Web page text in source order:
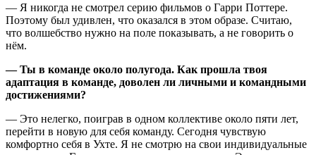
— Я никогда не смотрел серию фильмов о Гарри Поттере.
Поэтому был удивлен, что оказался в этом образе. Считаю,
что волшебство нужно на поле показывать, а не говорить о
нём.
— Ты в команде около полугода. Как прошла твоя
адаптация в команде, доволен ли личными и командными
достижениями?
— Это нелегко, поиграв в одном коллективе около пяти лет,
перейти в новую для себя команду. Сегодня чувствую
комфортно себя в Ухте. Я не смотрю на свои индивидуальные